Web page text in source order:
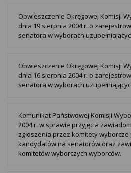
Obwieszczenie Okręgowej Komisji
dnia 19 sierpnia 2004 r. o
senatora w wyborach
Obwieszczenie Okręgowej Komisji
dnia 16 sierpnia 2004 r. o
senatora w wyborach
Komunikat Państwowej Komisji
2004 r. w sprawie przyjęcia
zgłoszenia przez komitety
kandydatów na senatorów oraz
komitetów wyborczych wyborców.